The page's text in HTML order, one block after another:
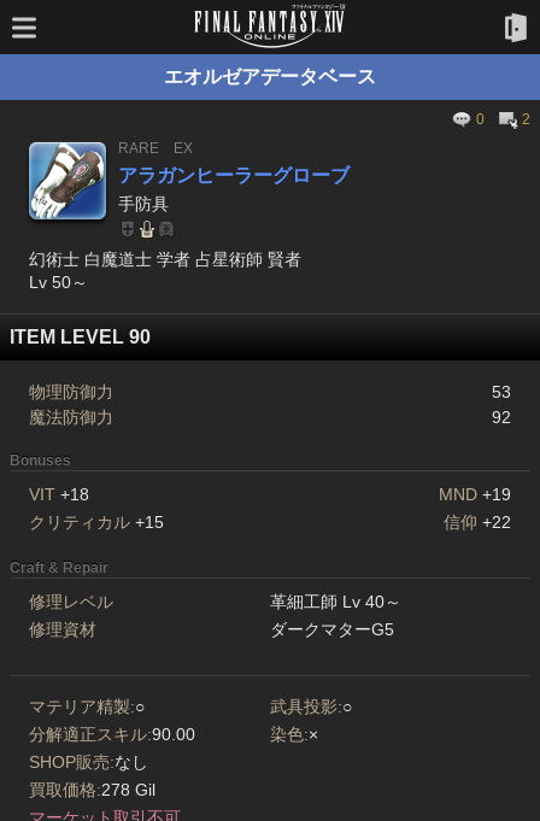
エオルゼアデータベース
0
2
RARE
EX
アラガンヒーラーグローブ
手防具
幻術士 白魔道士 学者 占星術師 賢者
Lv 50～
ITEM LEVEL 90
物理防御力
53
魔法防御力
92
Bonuses
VIT +18 MND +19
クリティカル +15 信仰 +22
Craft & Repair
修理レベル
革細工師 Lv 40～
修理資材
ダークマターG5
マテリア精製:○ 武具投影:○
分解適正スキル:90.00 染色:×
SHOP販売:なし
買取価格:278 Gil